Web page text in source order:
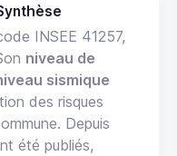
INSEE 41257,
niveau de
sismique
des risques
Depuis
été publiés,